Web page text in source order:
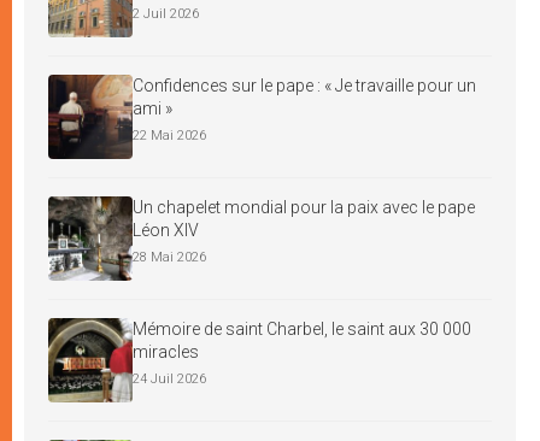
2 Juil 2026
Confidences sur le pape : « Je travaille pour un
ami »
22 Mai 2026
Un chapelet mondial pour la paix avec le pape
Léon XIV
28 Mai 2026
Mémoire de saint Charbel, le saint aux 30 000
miracles
24 Juil 2026